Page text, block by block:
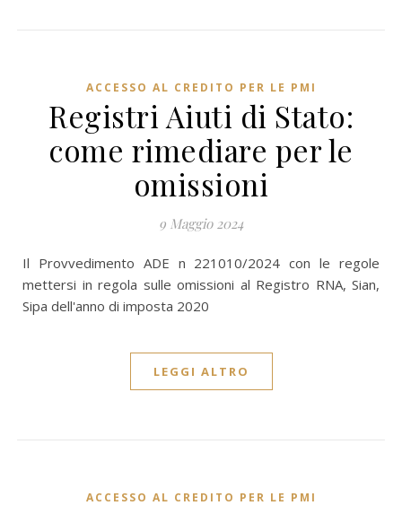
ACCESSO AL CREDITO PER LE PMI
Registri Aiuti di Stato:
come rimediare per le
omissioni
9 Maggio 2024
Il Provvedimento ADE n 221010/2024 con le regole
mettersi in regola sulle omissioni al Registro RNA, Sian,
Sipa dell'anno di imposta 2020
LEGGI ALTRO
ACCESSO AL CREDITO PER LE PMI